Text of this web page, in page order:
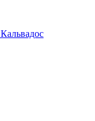
Кальвадос